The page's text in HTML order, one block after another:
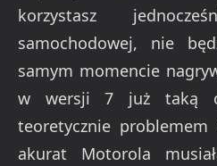
korzystasz
samochodowej, nie
samym momencie
w wersji 7 już taką
teoretycznie
akurat Motorola